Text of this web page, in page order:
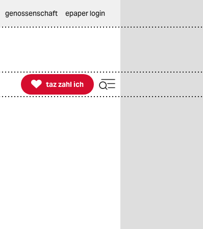
genossenschaft epaper login

taz zahl ich
taz zahl ich